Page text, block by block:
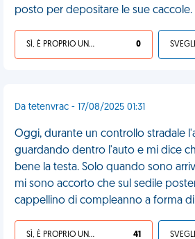
posto per depositare le sue caccole.
SÌ, È PROPRIO UNA VDM! 0
Da tetenvrac - 17/08/2025 01:31
Oggi, durante un controllo stradale
guardando dentro l'auto e mi dice
bene la testa. Solo quando sono
mi sono accorto che sul sedile
cappellino di compleanno a forma di
SÌ, È PROPRIO UNA VDM! 41